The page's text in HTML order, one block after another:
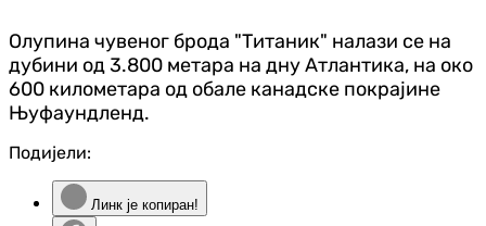
Олупина чувеног брода "Титаник" налази се на
дубини од 3.800 метара на дну Атлантика, на око
600 километара од обале канадске покрајине
Њуфаундленд.
Подијели:
Линк је копиран!